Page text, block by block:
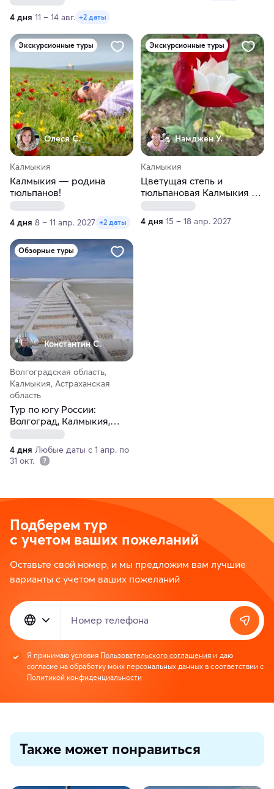
4 дня 11 – 14 авг. +2 даты
Экскурсионные туры
Олеся С.
Калмыкия
Калмыкия — родина
тюльпанов!
4 дня 8 – 11 апр. 2027 +2 даты
Экскурсионные туры
Намджен У.
Калмыкия
Цветущая степь и
тюльпановая Калмыкия за
4 дня
4 дня 15 – 18 апр. 2027
Обзорные туры
Константин С.
Волгоградская область,
Калмыкия, Астраханская
область
Тур по югу России:
Волгоград, Калмыкия,
Астрахань
4 дня Любые даты с 1 апр. по
31 окт.
Подберем тур
с учетом ваших пожеланий
Оставьте свой номер, и мы предложим вам лучшие
варианты с учетом ваших пожеланий
Номер телефона
Я принимаю условия Пользовательского соглашения и даю
согласие на обработку моих персональных данных в соответствии с
Политикой конфиденциальности
Также может понравиться